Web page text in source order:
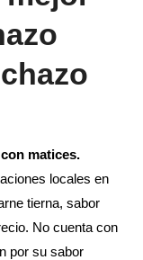
matices.
locales en
tierna, sabor
No cuenta con
por su sabor